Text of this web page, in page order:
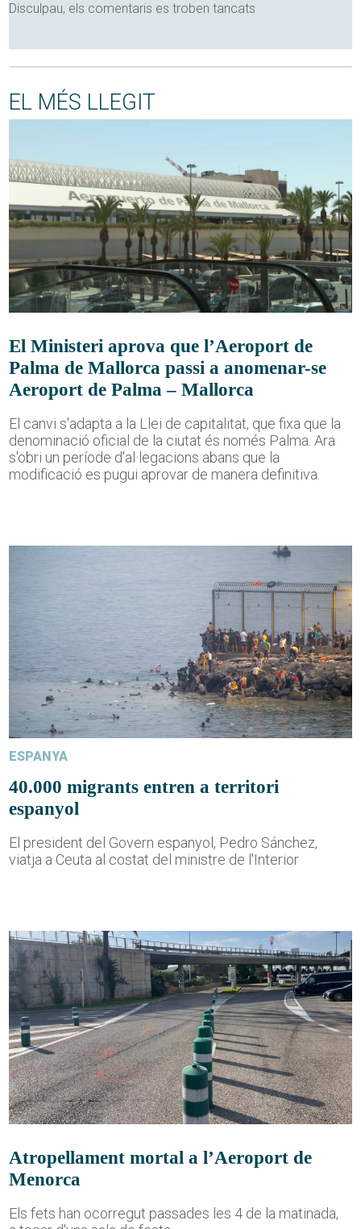
Disculpau, els comentaris es troben tancats
EL MÉS LLEGIT
El Ministeri aprova que l’Aeroport de
Palma de Mallorca passi a anomenar-se
Aeroport de Palma – Mallorca
El canvi s'adapta a la Llei de capitalitat, que fixa que la
denominació oficial de la ciutat és només Palma. Ara
s'obri un període d'al·legacions abans que la
modificació es pugui aprovar de manera definitiva.
ESPANYA
40.000 migrants entren a territori
espanyol
El president del Govern espanyol, Pedro Sánchez,
viatja a Ceuta al costat del ministre de l'Interior
Atropellament mortal a l’Aeroport de
Menorca
Els fets han ocorregut passades les 4 de la matinada,